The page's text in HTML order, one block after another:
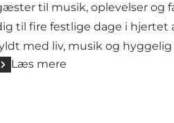
til musik, oplevelser og
til fire festlige dage i hjertet
med liv, musik og
Læs mere